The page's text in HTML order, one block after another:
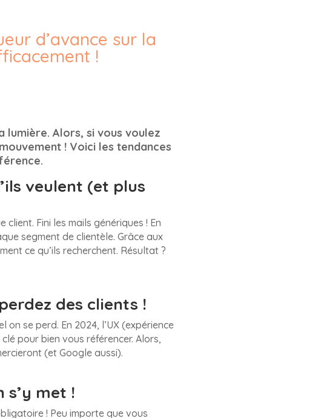
d’avance sur la
!
lumière. Alors, si vous voulez
! Voici les tendances
veulent (et plus
Fini les mails génériques ! En
segment de clientèle. Grâce aux
ce qu’ils recherchent. Résultat ?
des clients !
se perd. En 2024, l’UX (expérience
pour bien vous référencer. Alors,
(et Google aussi).
s’y met !
! Peu importe que vous